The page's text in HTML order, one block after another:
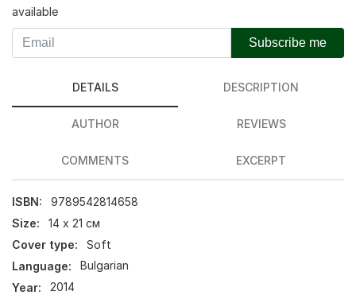
available
Subscribe me
DETAILS DESCRIPTION
AUTHOR REVIEWS
COMMENTS EXCERPT
ISBN:
9789542814658
Size:
14 х 21 см
Cover type:
Soft
Language:
Bulgarian
Year:
2014